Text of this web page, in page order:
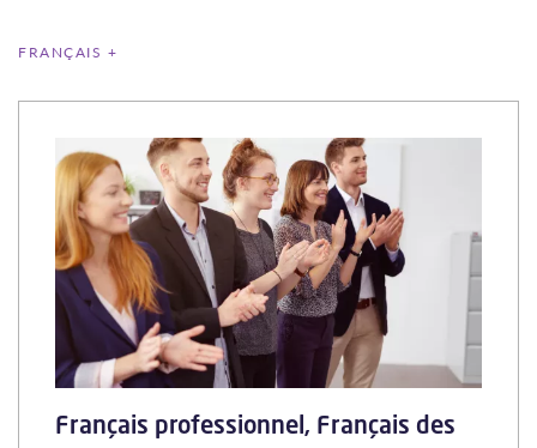
FRANÇAIS +
Français professionnel, Français des